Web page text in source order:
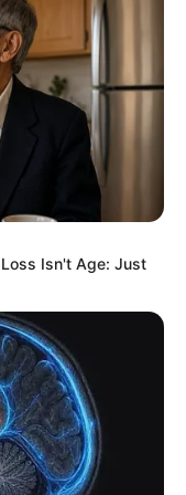
por micro
os dados do sistema
velocidade.
por um
controle do
registra e
por câmera
o veículo.
(tipo pistola),
movimento) ou
deslocado de um
Paulo é o Ipem-SP
e verifica se
verificação dos
uma vez ao ano
sofrem manutenção
Isn't Age: Just